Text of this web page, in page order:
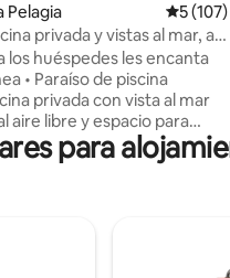
5 de 5; 4 evaluaciones
Pelagia
5 (107)
privada y vistas al mar, a
de la playa
los huéspedes les encanta
• Paraíso de piscina
privada con vista al mar
aire libre y espacio para
• Ubicación costera
a solo 600 metros de la
Mbps y Cosmote TV en un
para